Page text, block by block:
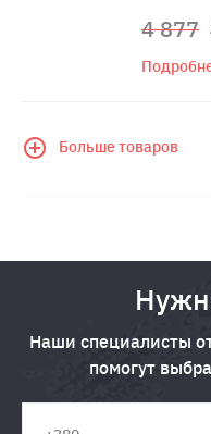
4 877
Больше товаров
Наши специалисты
помогут